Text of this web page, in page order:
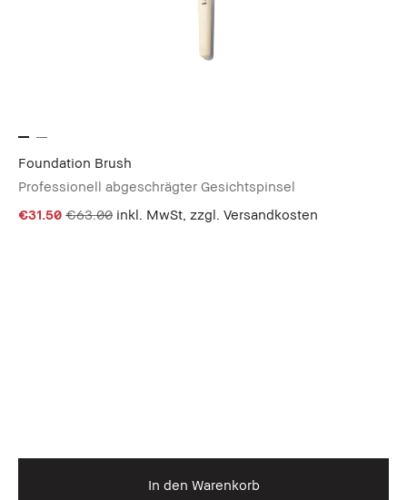
Foundation Brush
Professionell abgeschrägter Gesichtspinsel
€31.50 €63.00 inkl. MwSt, zzgl. Versandkosten
In den Warenkorb